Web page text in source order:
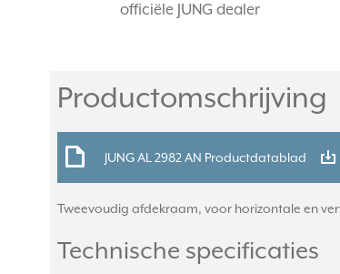
officiële JUNG dealer
Productomschrijving
JUNG AL 2982 AN Productdatablad
Tweevoudig afdekraam, voor horizontale en
Technische specificaties